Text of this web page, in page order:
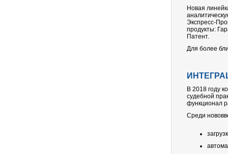
Новая
Экспресс-
продукты:
Патент.
Для более
В 2018 году
судебной
функционал
Среди